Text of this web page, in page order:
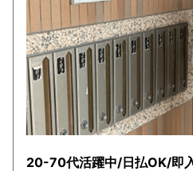
20-70代活躍中/日払OK/即